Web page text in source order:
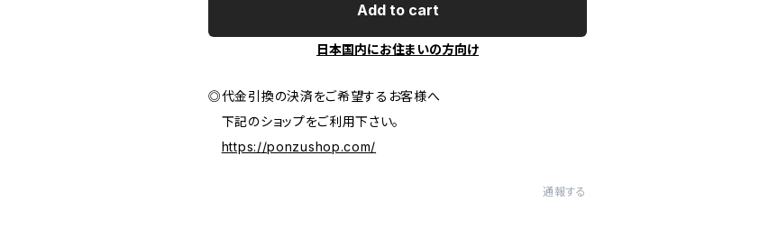
Add to cart
日本国内にお住まいの方向け
◎代金引換の決済をご希望するお客様へ
下記のショップをご利用下さい。
https://ponzushop.com/
通報する